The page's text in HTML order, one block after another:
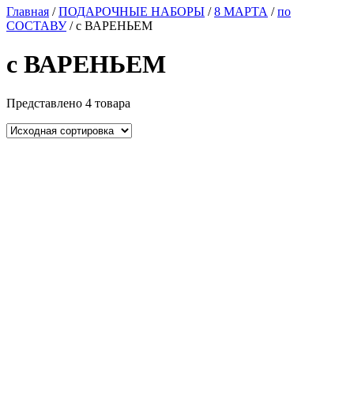
Главная /ПОДАРОЧНЫЕ НАБОРЫ /8 МАРТА /по
СОСТАВУ/ с ВАРЕНЬЕМ
с ВАРЕНЬЕМ
Представлено 4 товара